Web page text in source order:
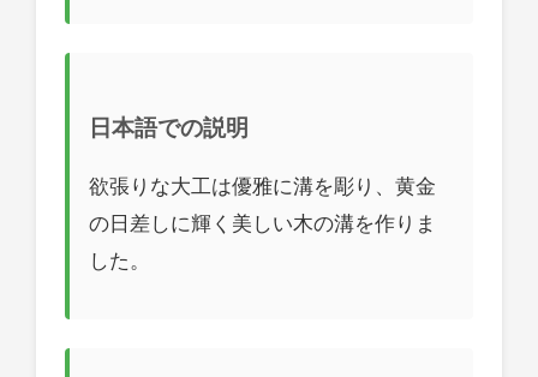
日本語での説明
欲張りな大工は優雅に溝を彫り、黄金
の日差しに輝く美しい木の溝を作りま
した。